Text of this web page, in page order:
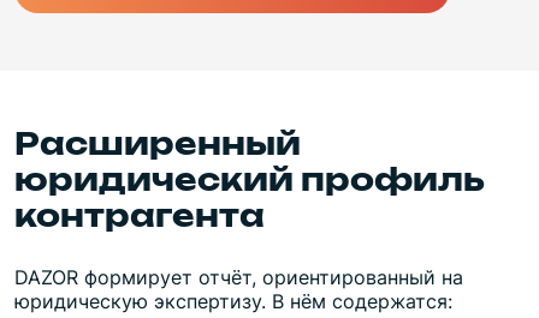
Расширенный
юридический профиль
контрагента
DAZOR формирует отчёт, ориентированный на
юридическую экспертизу. В нём содержатся: